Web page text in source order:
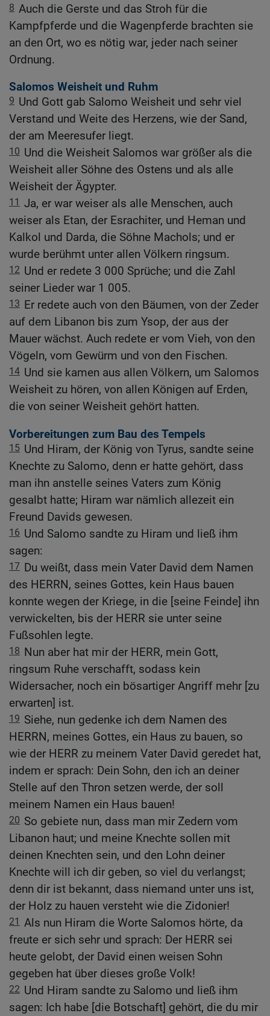
8 Auch die Gerste und das Stroh für die
Kampfpferde und die Wagenpferde brachten sie
an den Ort, wo es nötig war, jeder nach seiner
Ordnung.
Salomos Weisheit und Ruhm
9 Und Gott gab Salomo Weisheit und sehr viel
Verstand und Weite des Herzens, wie der Sand,
der am Meeresufer liegt.
10 Und die Weisheit Salomos war größer als die
Weisheit aller Söhne des Ostens und als alle
Weisheit der Ägypter.
11 Ja, er war weiser als alle Menschen, auch
weiser als Etan, der Esrachiter, und Heman und
Kalkol und Darda, die Söhne Machols; und er
wurde berühmt unter allen Völkern ringsum.
12 Und er redete 3 000 Sprüche; und die Zahl
seiner Lieder war 1 005.
13 Er redete auch von den Bäumen, von der Zeder
auf dem Libanon bis zum Ysop, der aus der
Mauer wächst. Auch redete er vom Vieh, von den
Vögeln, vom Gewürm und von den Fischen.
14 Und sie kamen aus allen Völkern, um Salomos
Weisheit zu hören, von allen Königen auf Erden,
die von seiner Weisheit gehört hatten.
Vorbereitungen zum Bau des Tempels
15 Und Hiram, der König von Tyrus, sandte seine
Knechte zu Salomo, denn er hatte gehört, dass
man ihn anstelle seines Vaters zum König
gesalbt hatte; Hiram war nämlich allezeit ein
Freund Davids gewesen.
16 Und Salomo sandte zu Hiram und ließ ihm
sagen:
17 Du weißt, dass mein Vater David dem Namen
des HERRN, seines Gottes, kein Haus bauen
konnte wegen der Kriege, in die [seine Feinde] ihn
verwickelten, bis der HERR sie unter seine
Fußsohlen legte.
18 Nun aber hat mir der HERR, mein Gott,
ringsum Ruhe verschafft, sodass kein
Widersacher, noch ein bösartiger Angriff mehr [zu
erwarten] ist.
19 Siehe, nun gedenke ich dem Namen des
HERRN, meines Gottes, ein Haus zu bauen, so
wie der HERR zu meinem Vater David geredet hat,
indem er sprach: Dein Sohn, den ich an deiner
Stelle auf den Thron setzen werde, der soll
meinem Namen ein Haus bauen!
20 So gebiete nun, dass man mir Zedern vom
Libanon haut; und meine Knechte sollen mit
deinen Knechten sein, und den Lohn deiner
Knechte will ich dir geben, so viel du verlangst;
denn dir ist bekannt, dass niemand unter uns ist,
der Holz zu hauen versteht wie die Zidonier!
21 Als nun Hiram die Worte Salomos hörte, da
freute er sich sehr und sprach: Der HERR sei
heute gelobt, der David einen weisen Sohn
gegeben hat über dieses große Volk!
22 Und Hiram sandte zu Salomo und ließ ihm
sagen: Ich habe [die Botschaft] gehört, die du mir